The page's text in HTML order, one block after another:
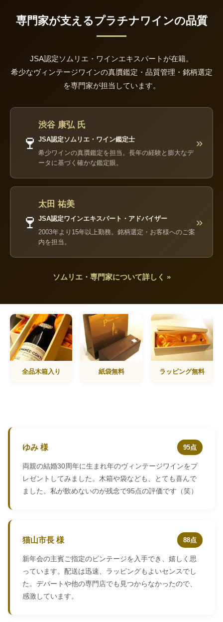
専門家が支えるプラチナワインの品質
JSA認定ソムリエ・ワインエキスパートが在籍。
希少なヴィンテージワインの真贋鑑定・品質管理・銘柄選定
を専門家が担当しています。
🍷
渋谷 康弘 氏
JSA認定ソムリエ・ワイン鑑定士
希少ワインの真贋鑑定を担当。長年の経験と膨大なデ
ータに基づく確かな鑑定眼。
»
🍷
太田 祐美
JSA認定ワインエキスパート・アドバイザー
2003年より15年以上勤務。銘柄選定・お客様へのご案
内を担当。
»
ソムリエ・専門家について詳しく »
全品木箱入り 紙袋無料 ラッピング無料
ゆみ 様 95点
両親の結婚30周年に生まれ年のヴィンテージワインをプ
レゼントしてみました。木箱や袋なども、とても喜んで
ました。私が飲めないのが残念で95点の評価です（笑）
猫山市長 様 88点
新年会の主賓ご指定のビンテージを入手でき、嬉しく思
っています。配送は迅速、ラッピングもよいセンスでし
た。デパートや他の専門店でも見つからなかったので、
感激しています。